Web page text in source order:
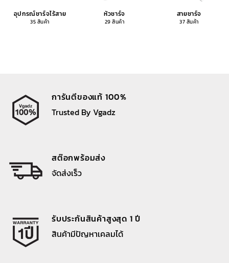
อุปกรณ์ชาร์จไร้สาย
35 สินค้า
หัวชาร์จ
29 สินค้า
สายชาร์จ
37 สินค้า
การันตีของแท้ 100%
Trusted By Vgadz
สต๊อกพร้อมส่ง
จัดส่งเร็ว
รับประกันสินค้าสูงสุด 1 ปี
สินค้ามีปัญหาเคลมได้